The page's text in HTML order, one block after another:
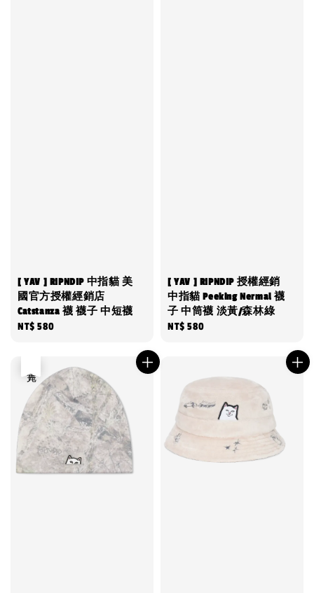
[ YAV ] RIPNDIP 中指貓 美
國官方授權經銷店
Catstanza 襪 襪子 中短襪
Regular
NT$ 580
[ YAV ] RIPNDIP 授權經銷
中指貓 Peeking Nermal 襪
子 中筒襪 淡黃/森林綠
Regular
NT$ 580